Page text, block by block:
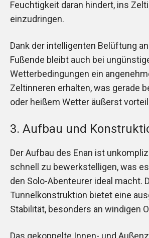
Feuchtigkeit daran hindert, ins
einzudringen.
Dank der intelligenten Belüftung
Fußende bleibt auch bei
Wetterbedingungen ein
Zeltinneren erhalten, was gerade
oder heißem Wetter äußerst
3. Aufbau und
Der Aufbau des Enan ist
schnell zu bewerkstelligen, was
den Solo-Abenteurer ideal macht.
Tunnelkonstruktion bietet eine
Stabilität, besonders an windigen